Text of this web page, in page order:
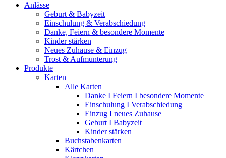
Anlässe
Geburt & Babyzeit
Einschulung & Verabschiedung
Danke, Feiern & besondere Momente
Kinder stärken
Neues Zuhause & Einzug
Trost & Aufmunterung
Produkte
Karten
Alle Karten
Danke I Feiern I besondere Momente
Einschulung I Verabschiedung
Einzug I neues Zuhause
Geburt I Babyzeit
Kinder stärken
Buchstabenkarten
Kärtchen